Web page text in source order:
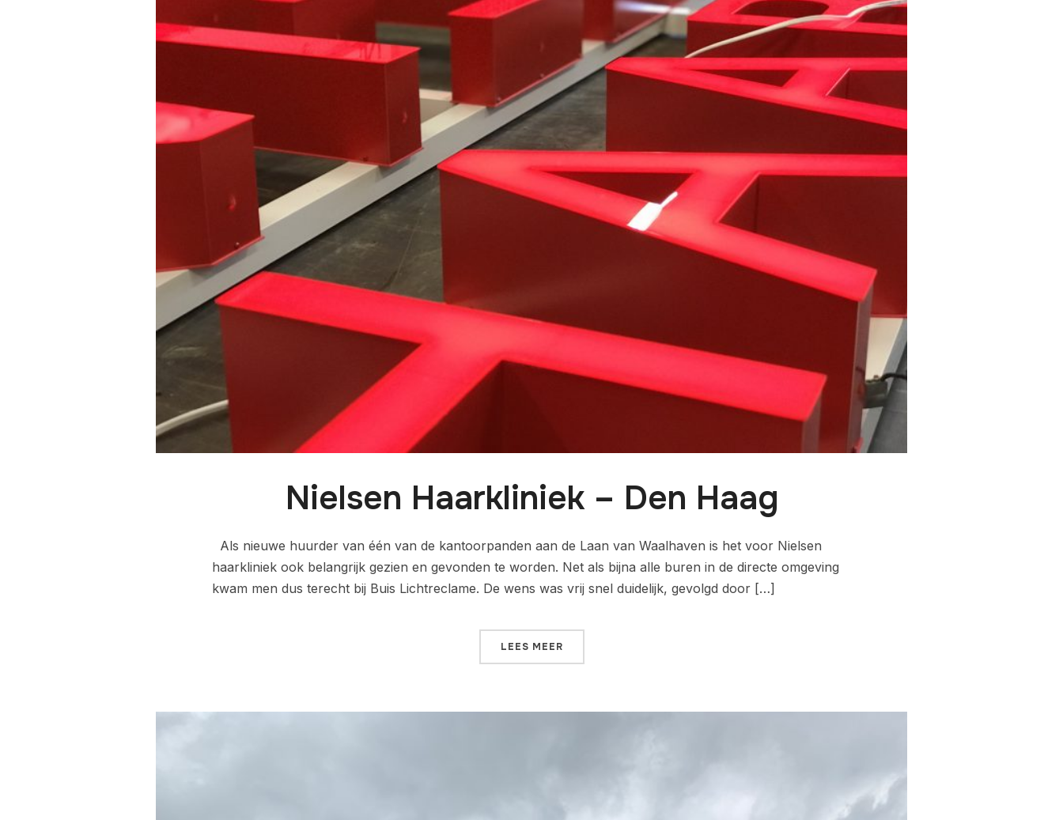
Nielsen Haarkliniek – Den Haag
Als nieuwe huurder van één van de kantoorpanden aan de Laan van Waalhaven is het voor Nielsen
haarkliniek ook belangrijk gezien en gevonden te worden. Net als bijna alle buren in de directe omgeving
kwam men dus terecht bij Buis Lichtreclame. De wens was vrij snel duidelijk, gevolgd door […]
LEES MEER